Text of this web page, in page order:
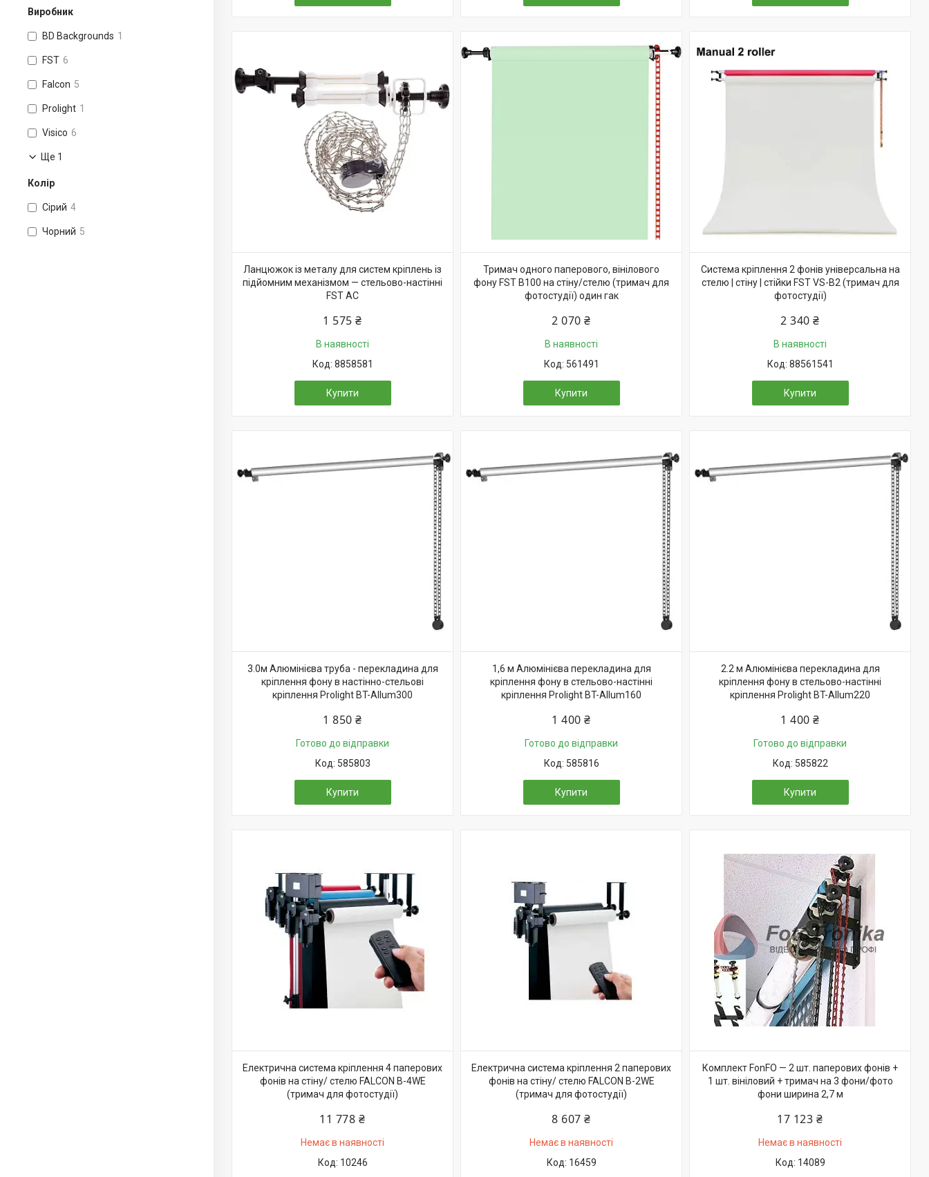
Виробник
BD Backgrounds 1
FST 6
Falcon 5
Prolight 1
Visico 6
Ще 1
Колір
Сірий 4
Чорний 5
Ланцюжок із металу для систем кріплень із
підйомним механізмом — стельово-настінні
FST AC
1 575 ₴
В наявності
8858581
Купити
Тримач одного паперового, вінілового
фону FST B100 на стіну/стелю (тримач для
фотостудії) один гак
2 070 ₴
В наявності
561491
Купити
Система кріплення 2 фонів універсальна на
стелю | стіну | стійки FST VS-B2 (тримач для
фотостудії)
2 340 ₴
В наявності
88561541
Купити
3.0м Алюмінієва труба - перекладина для
кріплення фону в настінно-стельові
кріплення Prolight BT-Allum300
1 850 ₴
Готово до відправки
585803
Купити
1,6 м Алюмінієва перекладина для
кріплення фону в стельово-настінні
кріплення Prolight BT-Allum160
1 400 ₴
Готово до відправки
585816
Купити
2.2 м Алюмінієва перекладина для
кріплення фону в стельово-настінні
кріплення Prolight BT-Allum220
1 400 ₴
Готово до відправки
585822
Купити
Електрична система кріплення 4 паперових
фонів на стіну/ стелю FALCON B-4WE
(тримач для фотостудії)
11 778 ₴
Немає в наявності
10246
Електрична система кріплення 2 паперових
фонів на стіну/ стелю FALCON B-2WE
(тримач для фотостудії)
8 607 ₴
Немає в наявності
16459
Комплект FonFO — 2 шт. паперових фонів +
1 шт. вініловий + тримач на 3 фони/фото
фони ширина 2,7 м
17 123 ₴
Немає в наявності
14089